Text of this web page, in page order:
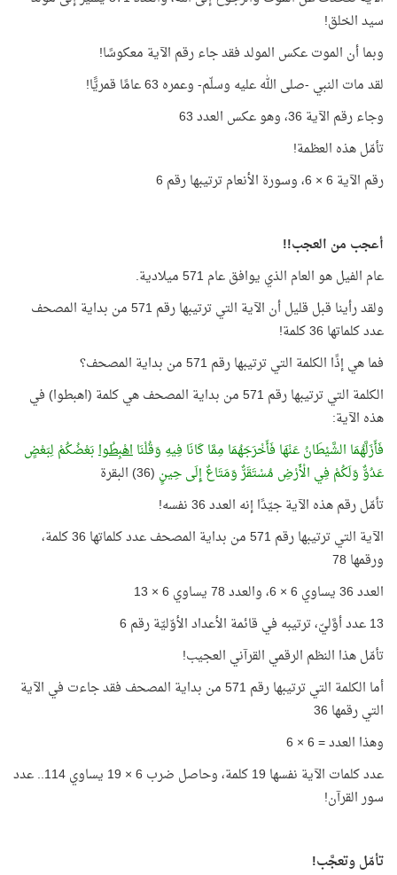
سيد الخلق!
وبما أن الموت عكس المولد فقد جاء رقم الآية معكوسًا!
لقد مات النبي -صلى الله عليه وسلّم- وعمره 63 عامًا قمريًّا!
وجاء رقم الآية 36، وهو عكس العدد 63
تأمّل هذه العظمة!
رقم الآية 6 × 6، وسورة الأنعام ترتيبها رقم 6
أعجب من العجب!!
عام الفيل هو العام الذي يوافق عام 571 ميلادية.
ولقد رأينا قبل قليل أن الآية التي ترتيبها رقم 571 من بداية المصحف
عدد كلماتها 36 كلمة!
فما هي إذًا الكلمة التي ترتيبها رقم 571 من بداية المصحف؟
الكلمة التي ترتيبها رقم 571 من بداية المصحف هي كلمة (اهبطوا) في
هذه الآية:
فَأَزَلَّهُمَا الشَّيْطَانُ عَنْهَا فَأَخْرَجَهُمَا مِمَّا كَانَا فِيهِ وَقُلْنَااهْبِطُوابَعْضُكُمْ لِبَعْضٍ
عَدُوٌّ وَلَكُمْ فِي الْأَرْضِ مُسْتَقَرٌّ وَمَتَاعٌ إِلَى حِينٍ (36) البقرة
تأمّل رقم هذه الآية جيّدًا إنه العدد 36 نفسه!
الآية التي ترتيبها رقم 571 من بداية المصحف عدد كلماتها 36 كلمة،
ورقمها 78
العدد 36 يساوي 6 × 6، والعدد 78 يساوي 6 × 13
13 عدد أوَّليّ، ترتيبه في قائمة الأعداد الأوّليّة رقم 6
تأمّل هذا النظم الرقمي القرآني العجيب!
أما الكلمة التي ترتيبها رقم 571 من بداية المصحف فقد جاءت في الآية
التي رقمها 36
وهذا العدد = 6 × 6
عدد كلمات الآية نفسها 19 كلمة، وحاصل ضرب 6 × 19 يساوي 114.. عدد
سور القرآن!
تأمّل وتعجَّب!